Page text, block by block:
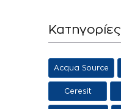
Κατηγορίες
Acqua Source
Ceresit